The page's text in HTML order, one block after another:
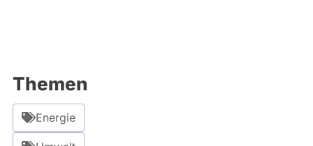
Themen
Energie